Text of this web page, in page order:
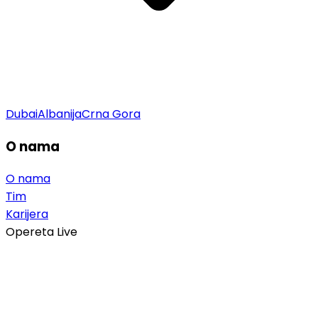
DubaiAlbanijaCrna Gora
O nama
O nama
Tim
Karijera
Opereta Live